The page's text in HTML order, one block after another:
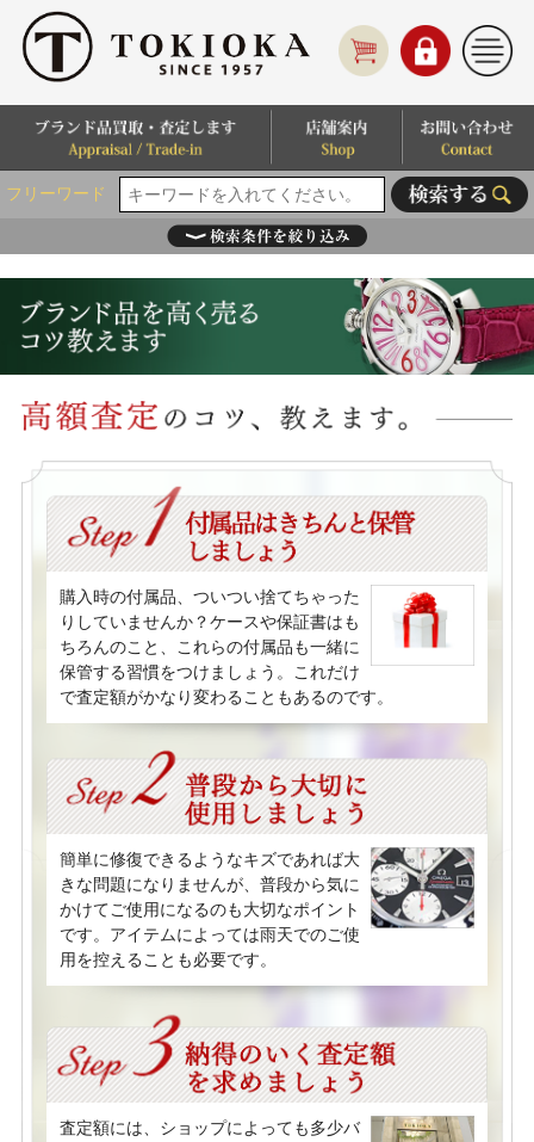
フリーワード
購入時の付属品、ついつい捨てちゃった
りしていませんか？ケースや保証書はも
ちろんのこと、これらの付属品も一緒に
保管する習慣をつけましょう。これだけ
で査定額がかなり変わることもあるのです。
簡単に修復できるようなキズであれば大
きな問題になりませんが、普段から気に
かけてご使用になるのも大切なポイント
です。アイテムによっては雨天でのご使
用を控えることも必要です。
査定額には、ショップによっても多少バ